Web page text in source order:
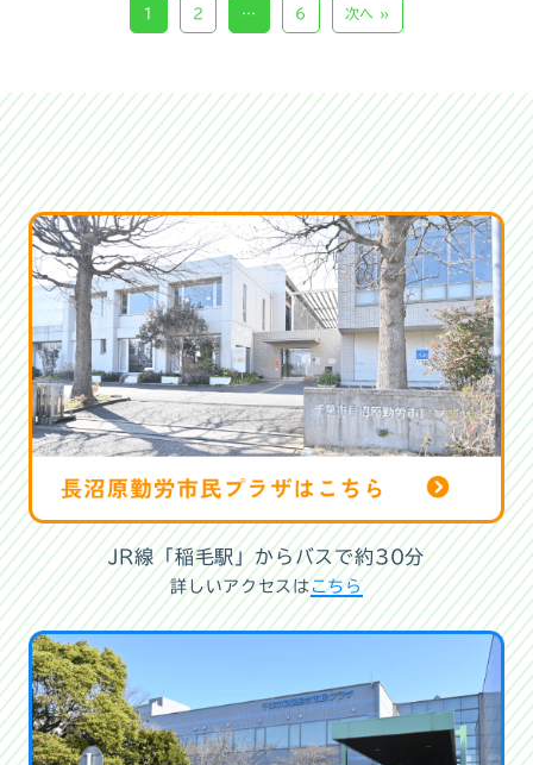
1 2 … 6 次へ »
JR線「稲毛駅」からバスで約30分
詳しいアクセスはこちら